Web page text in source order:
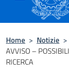
Home > Notizie >
AVVISO –
RICERCA